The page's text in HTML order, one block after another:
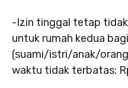
-Izin tinggal tetap
untuk rumah kedua
(suami/istri/anak/
waktu tidak terbatas: